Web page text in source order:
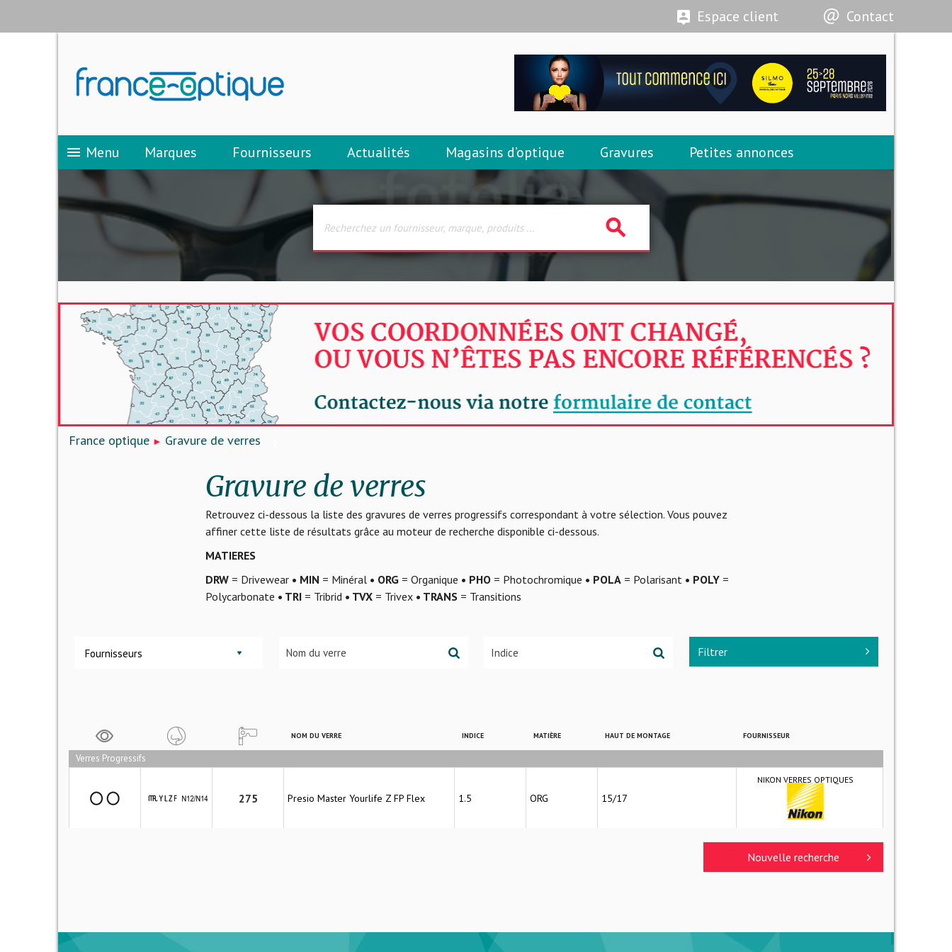
Espace client Contact
menu Menu Marques Fournisseurs Actualités Magasins d’optique Gravures Petites annonces
search
France optique Gravure de verres
Gravure de verres
Retrouvez ci-dessous la liste des gravures de verres progressifs correspondant à votre sélection. Vous pouvez
affiner cette liste de résultats grâce au moteur de recherche disponible ci-dessous.
MATIERES
DRW= Drivewear • MIN = Minéral • ORG= Organique • PHO= Photochromique • POLA= Polarisant • POLY=
Polycarbonate • TRI= Tribrid • TVX= Trivex • TRANS= Transitions
Fournisseurs Filtrer
NOM DU VERRE INDICE MATIÈRE HAUT DE MONTAGE FOURNISSEUR
Verres Progressifs
275 Presio Master Yourlife Z FP Flex 1.5 ORG 15/17
NIKON VERRES OPTIQUES
Nouvelle recherche